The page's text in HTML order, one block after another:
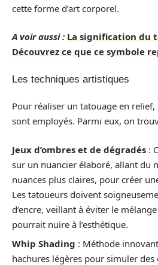
cette forme d’art corporel.
A voir aussi : La signification du
Découvrez ce que ce symbole
Les techniques artistiques
Pour réaliser un tatouage en
sont employés. Parmi eux, on
Jeux d’ombres et de dégradés :
sur un nuancier élaboré, allant du
nuances plus claires, pour créer
Les tatoueurs doivent
d’encre, veillant à éviter le
pourrait nuire à l’esthétique.
Whip Shading : Méthode
hachures légères pour simuler